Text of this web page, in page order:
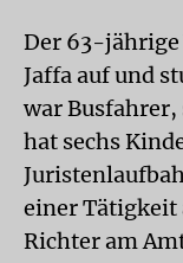
Der 63-
Jaffa auf und
war
hat sechs
einer Tätigkeit
Richter am